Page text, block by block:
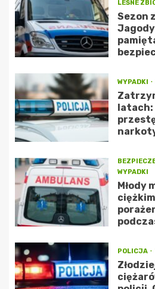
LEŚNE
Sezon
WYPADKI
latach:
WYPADKI
Młody
POLICJA